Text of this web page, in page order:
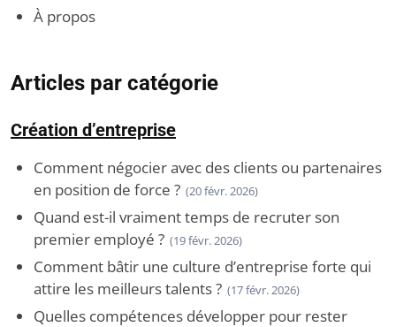
À propos
Articles par catégorie
Création d’entreprise
Comment négocier avec des clients ou partenaires
en position de force ? (20 févr. 2026)
Quand est-il vraiment temps de recruter son
premier employé ? (19 févr. 2026)
Comment bâtir une culture d’entreprise forte qui
attire les meilleurs talents ? (17 févr. 2026)
Quelles compétences développer pour rester